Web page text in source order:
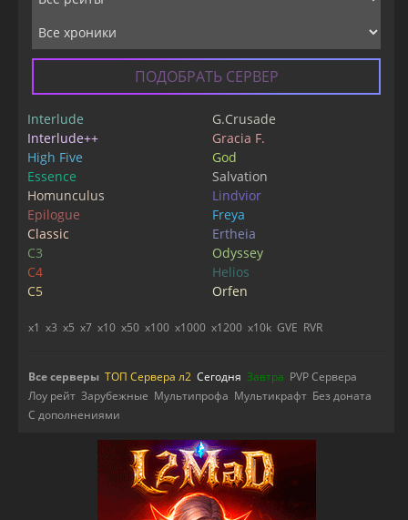
ПОДОБРАТЬ СЕРВЕР
Interlude
Interlude++
High Five
Essence
Homunculus
Epilogue
Classic
C3
C4
C5
G.Crusade
Gracia F.
God
Salvation
Lindvior
Freya
Ertheia
Odyssey
Helios
Orfen
x1 x3 x5 x7 x10 x50 x100 x1000 x1200 x10k GVE RVR
Все серверы ТОП Сервера л2 Сегодня Завтра PVP Сервера
Лоу рейт Зарубежные Мультипрофа Мультикрафт Без доната
С дополнениями